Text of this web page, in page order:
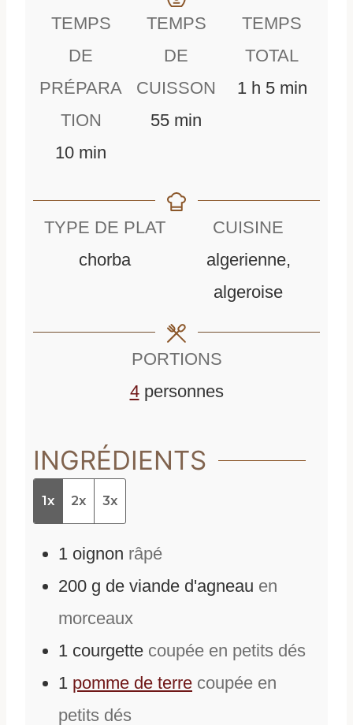
TEMPS
DE
PRÉPARA
TION
10mmin
TEMPS
DE
CUISSON
55m
u
min
TEMPS
TOTAL
1 hh 5mmin
TYPE DE PLAT
chorba
CUISINE
algerienne,
algeroise
PORTIONS
4 personnes
INGRÉDIENTS
1x 2x 3x
1 oignon râpé
200 g de viande d'agneau en
morceaux
1 courgette coupée en petits dés
1 pomme de terre coupée en
petits dés